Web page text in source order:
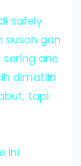
safely
susah gan
ane
dimatiin
tapi
ini